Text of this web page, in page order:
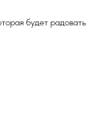
будет радовать